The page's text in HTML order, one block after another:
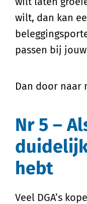
wilt, dan kan
passen bij
Dan door naar
Nr 5 –
hebt
Veel DGA’s